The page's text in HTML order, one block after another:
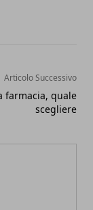
Articolo Successivo
farmacia, quale
scegliere